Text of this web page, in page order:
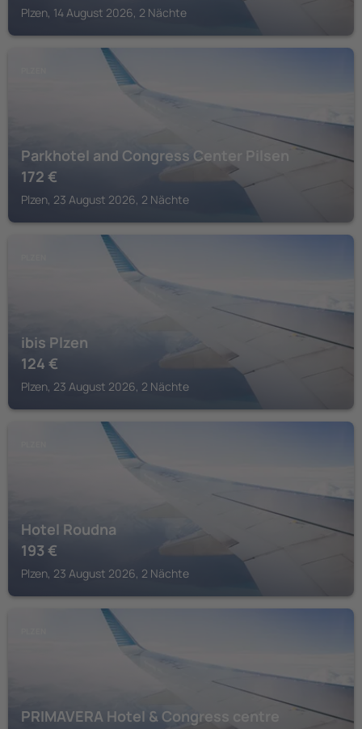
Plzen, 14 August 2026, 2 Nächte
Parkhotel and Congress Center Pilsen
172 €
Plzen, 23 August 2026, 2 Nächte
ibis Plzen
124 €
Plzen, 23 August 2026, 2 Nächte
Hotel Roudna
193 €
Plzen, 23 August 2026, 2 Nächte
PRIMAVERA Hotel & Congress centre